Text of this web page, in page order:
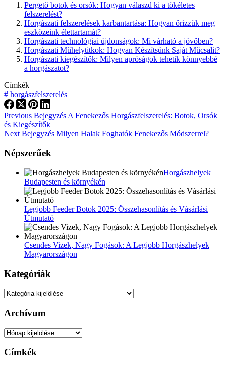
Pergető botok és orsók: Hogyan válaszd ki a tökéletes
felszerelést?
Horgászati felszerelések karbantartása: Hogyan őrizzük meg
eszközeink élettartamát?
Horgászati technológiai újdonságok: Mi várható a jövőben?
Horgászati Műhelytitkok: Hogyan Készítsünk Saját Műcsalit?
Horgászati kiegészítők: Milyen apróságok tehetik könnyebbé
a horgászatot?
Címkék
# horgászfelszerelés
Previous BejegyzésA Fenekezős Horgászfelszerelés: Botok, Orsók
és Kiegészítők
NextBejegyzés Milyen Halak Foghatók Fenekezős Módszerrel?
Népszerűek
Horgászhelyek
Budapesten és környékén
Legjobb Feeder Botok 2025: Összehasonlítás és Vásárlási
Útmutató
Csendes Vizek, Nagy Fogások: A Legjobb Horgászhelyek
Magyarországon
Kategóriák
Kategóriák
Archívum
Archívum
Címkék